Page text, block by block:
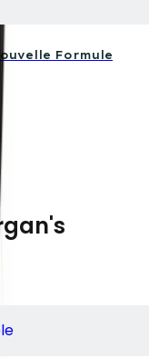
Formule